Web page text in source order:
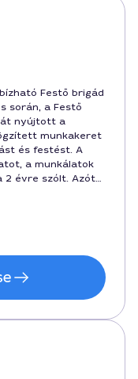
Festő brigád
során, a Festő
nyújtott a
munkakeret
és festést. A
a munkálatok
2 évre szólt. Azóta